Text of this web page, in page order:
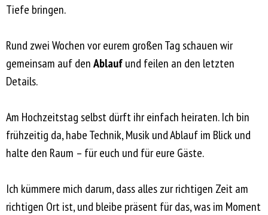
Tiefe bringen.
Rund zwei Wochen vor eurem großen Tag schauen wir
gemeinsam auf denAblaufund feilen an den letzten
Details.
Am Hochzeitstag selbst dürft ihr einfach heiraten. Ich bin
frühzeitig da, habe Technik, Musik und Ablauf im Blick und
halte den Raum – für euch und für eure Gäste.
Ich kümmere mich darum, dass alles zur richtigen Zeit am
richtigen Ort ist, und bleibe präsent für das, was im Moment